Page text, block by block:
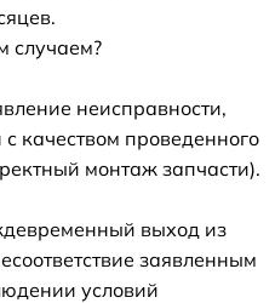
случаем?
неисправности,
качеством проведенного
монтаж запчасти).
выход из
заявленным
условий